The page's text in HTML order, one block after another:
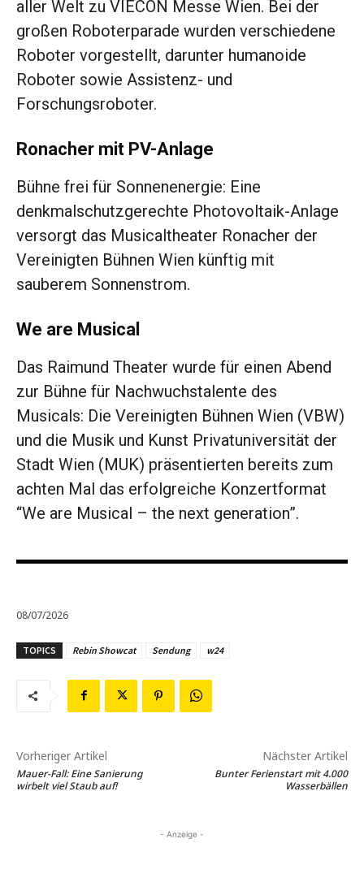
aller Welt zu VIECON Messe Wien. Bei der
großen Roboterparade wurden verschiedene
Roboter vorgestellt, darunter humanoide
Roboter sowie Assistenz- und
Forschungsroboter.
Ronacher mit PV-Anlage
Bühne frei für Sonnenenergie: Eine
denkmalschutzgerechte Photovoltaik-Anlage
versorgt das Musicaltheater Ronacher der
Vereinigten Bühnen Wien künftig mit
sauberem Sonnenstrom.
We are Musical
Das Raimund Theater wurde für einen Abend
zur Bühne für Nachwuchstalente des
Musicals: Die Vereinigten Bühnen Wien (VBW)
und die Musik und Kunst Privatuniversität der
Stadt Wien (MUK) präsentierten bereits zum
achten Mal das erfolgreiche Konzertformat
“We are Musical – the next generation”.
08/07/2026
TOPICS Rebin Showcat Sendung w24
Vorheriger Artikel
Mauer-Fall: Eine Sanierung
wirbelt viel Staub auf!
Nächster Artikel
Bunter Ferienstart mit 4.000
Wasserbällen
- Anzeige -